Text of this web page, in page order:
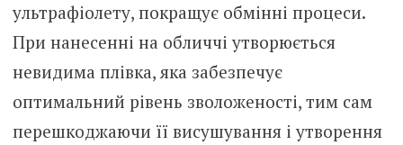
ультрафіолету, покращує обмінні процеси.
При нанесенні на обличчі утворюється
невидима плівка, яка забезпечує
оптимальний рівень зволоженості, тим сам
перешкоджаючи її висушування і утворення